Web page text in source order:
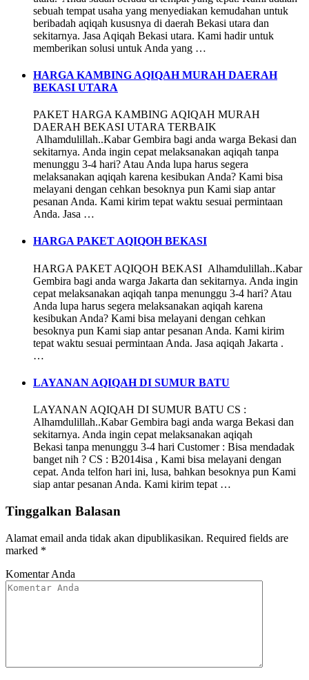
sebuah tempat usaha yang menyediakan kemudahan untuk
beribadah aqiqah kususnya di daerah Bekasi utara dan
sekitarnya. Jasa Aqiqah Bekasi utara. Kami hadir untuk
memberikan solusi untuk Anda yang …
HARGA KAMBING AQIQAH MURAH DAERAH
BEKASI UTARA
PAKET HARGA KAMBING AQIQAH MURAH
DAERAH BEKASI UTARA TERBAIK
Alhamdulillah..Kabar Gembira bagi anda warga Bekasi dan
sekitarnya. Anda ingin cepat melaksanakan aqiqah tanpa
menunggu 3-4 hari? Atau Anda lupa harus segera
melaksanakan aqiqah karena kesibukan Anda? Kami bisa
melayani dengan cehkan besoknya pun Kami siap antar
pesanan Anda. Kami kirim tepat waktu sesuai permintaan
Anda. Jasa …
HARGA PAKET AQIQOH BEKASI
HARGA PAKET AQIQOH BEKASI Alhamdulillah..Kabar
Gembira bagi anda warga Jakarta dan sekitarnya. Anda ingin
cepat melaksanakan aqiqah tanpa menunggu 3-4 hari? Atau
Anda lupa harus segera melaksanakan aqiqah karena
kesibukan Anda? Kami bisa melayani dengan cehkan
besoknya pun Kami siap antar pesanan Anda. Kami kirim
tepat waktu sesuai permintaan Anda. Jasa aqiqah Jakarta .
…
LAYANAN AQIQAH DI SUMUR BATU
LAYANAN AQIQAH DI SUMUR BATU CS :
Alhamdulillah..Kabar Gembira bagi anda warga Bekasi dan
sekitarnya. Anda ingin cepat melaksanakan aqiqah
Bekasi tanpa menunggu 3-4 hari Customer : Bisa mendadak
banget nih ? CS : B2014isa , Kami bisa melayani dengan
cepat. Anda telfon hari ini, lusa, bahkan besoknya pun Kami
siap antar pesanan Anda. Kami kirim tepat …
Tinggalkan Balasan
Alamat email anda tidak akan dipublikasikan. Required fields are
marked *
Komentar Anda